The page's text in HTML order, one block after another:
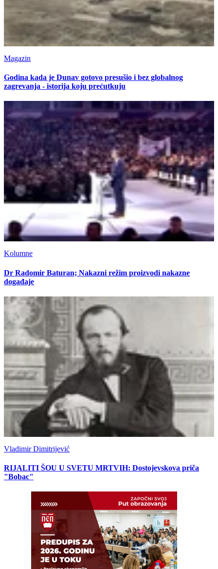
Magazin
Godina kada je Dunav gotovo presušio i bez globalnog
zagrevanja - istorija koju prećutkuju
Kolumne
Dr Radomir Baturan; Nakazni režim proizvodi nakazne
događaje
Vladimir Dimitrijević
RIJALITI ŠOU U SVETU MRTVIH: Dostojevskova priča
"Bobac"